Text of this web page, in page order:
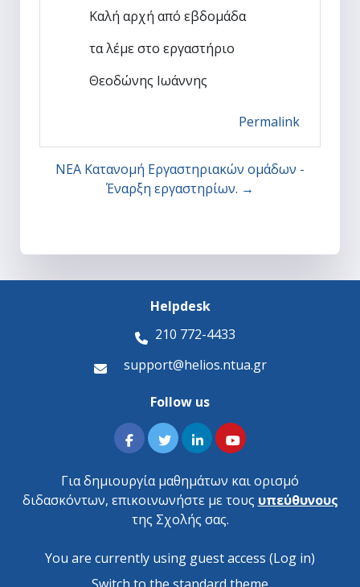
Καλή αρχή από εβδομάδα
τα λέμε στο εργαστήριο
Θεοδώνης Ιωάννης
Permalink
ΝΕΑ Κατανομή Εργαστηριακών ομάδων -
Έναρξη εργαστηρίων. →
Helpdesk
210 772-4433
support@helios.ntua.gr
Follow us
Για δημιουργία μαθημάτων και ορισμό
διδασκόντων, επικοινωνήστε με τους υπεύθυνους
της Σχολής σας.
You are currently using guest access (Log in)